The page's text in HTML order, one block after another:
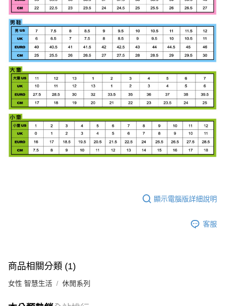
顯示電腦版詳細說明
客服
商品相關分類 (1)
女性 智慧生活 休閒系列